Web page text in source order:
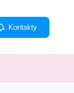
Kontakty